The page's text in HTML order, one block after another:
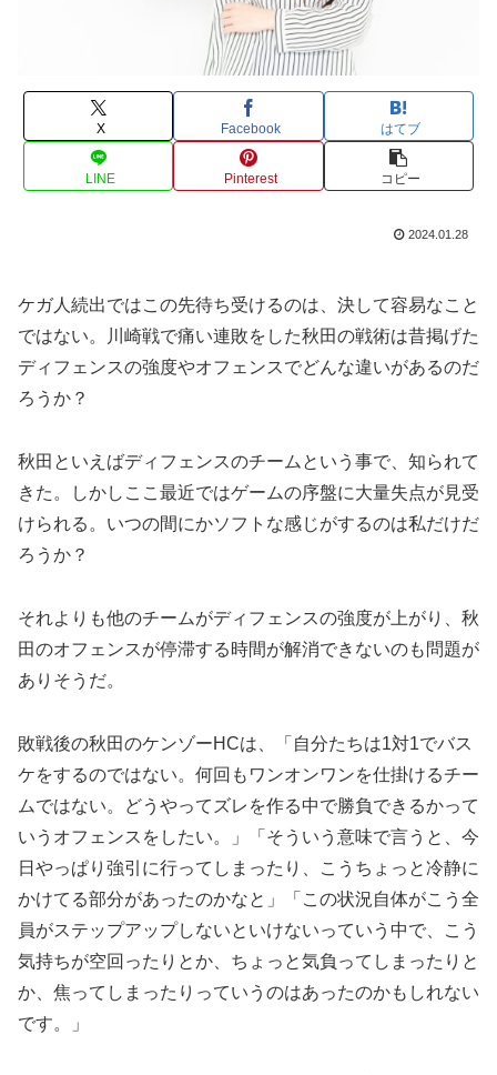
X Facebook はてブ
LINE Pinterest コピー
2024.01.28
ケガ人続出ではこの先待ち受けるのは、決して容易なこと
ではない。川崎戦で痛い連敗をした秋田の戦術は昔掲げた
ディフェンスの強度やオフェンスでどんな違いがあるのだ
ろうか？
秋田といえばディフェンスのチームという事で、知られて
きた。しかしここ最近ではゲームの序盤に大量失点が見受
けられる。いつの間にかソフトな感じがするのは私だけだ
ろうか？
それよりも他のチームがディフェンスの強度が上がり、秋
田のオフェンスが停滞する時間が解消できないのも問題が
ありそうだ。
敗戦後の秋田のケンゾーHCは、「自分たちは1対1でバス
ケをするのではない。何回もワンオンワンを仕掛けるチー
ムではない。どうやってズレを作る中で勝負できるかって
いうオフェンスをしたい。」「そういう意味で言うと、今
日やっぱり強引に行ってしまったり、こうちょっと冷静に
かけてる部分があったのかなと」「この状況自体がこう全
員がステップアップしないといけないっていう中で、こう
気持ちが空回ったりとか、ちょっと気負ってしまったりと
か、焦ってしまったりっていうのはあったのかもしれない
です。」